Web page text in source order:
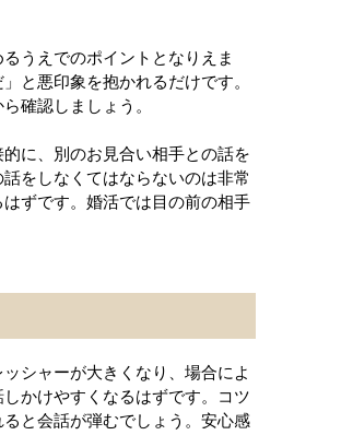
うえでのポイントとなりえま
と悪印象を抱かれるだけです。
確認しましょう。
に、別のお見合い相手との話を
をしなくてはならないのは非常
ずです。婚活では目の前の相手
シャーが大きくなり、場合によ
かけやすくなるはずです。コツ
と会話が弾むでしょう。安心感